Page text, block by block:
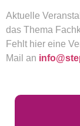
Aktuelle
das Thema
Fehlt hier eine
Mail an